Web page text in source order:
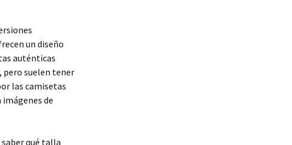
un diseño
auténticas
pero suelen tener
las camisetas
de
qué talla